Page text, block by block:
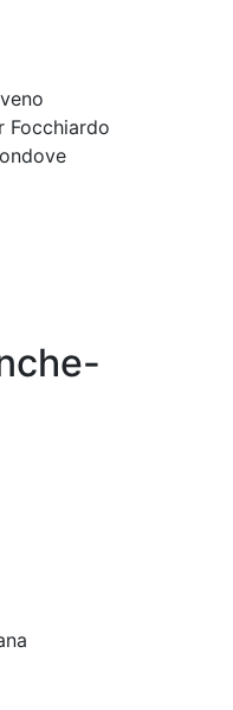
Focchiardo